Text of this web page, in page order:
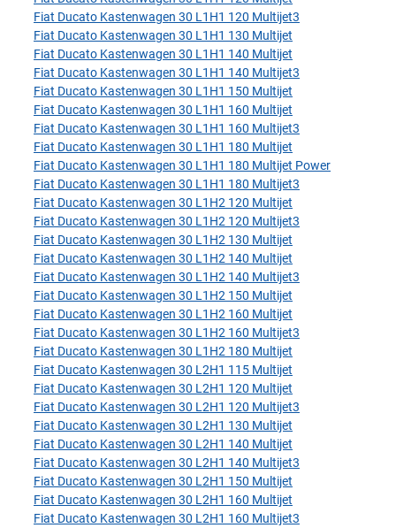
Fiat Ducato Kastenwagen 30 L1H1 120 Multijet3
Fiat Ducato Kastenwagen 30 L1H1 130 Multijet
Fiat Ducato Kastenwagen 30 L1H1 140 Multijet
Fiat Ducato Kastenwagen 30 L1H1 140 Multijet3
Fiat Ducato Kastenwagen 30 L1H1 150 Multijet
Fiat Ducato Kastenwagen 30 L1H1 160 Multijet
Fiat Ducato Kastenwagen 30 L1H1 160 Multijet3
Fiat Ducato Kastenwagen 30 L1H1 180 Multijet
Fiat Ducato Kastenwagen 30 L1H1 180 Multijet Power
Fiat Ducato Kastenwagen 30 L1H1 180 Multijet3
Fiat Ducato Kastenwagen 30 L1H2 120 Multijet
Fiat Ducato Kastenwagen 30 L1H2 120 Multijet3
Fiat Ducato Kastenwagen 30 L1H2 130 Multijet
Fiat Ducato Kastenwagen 30 L1H2 140 Multijet
Fiat Ducato Kastenwagen 30 L1H2 140 Multijet3
Fiat Ducato Kastenwagen 30 L1H2 150 Multijet
Fiat Ducato Kastenwagen 30 L1H2 160 Multijet
Fiat Ducato Kastenwagen 30 L1H2 160 Multijet3
Fiat Ducato Kastenwagen 30 L1H2 180 Multijet
Fiat Ducato Kastenwagen 30 L2H1 115 Multijet
Fiat Ducato Kastenwagen 30 L2H1 120 Multijet
Fiat Ducato Kastenwagen 30 L2H1 120 Multijet3
Fiat Ducato Kastenwagen 30 L2H1 130 Multijet
Fiat Ducato Kastenwagen 30 L2H1 140 Multijet
Fiat Ducato Kastenwagen 30 L2H1 140 Multijet3
Fiat Ducato Kastenwagen 30 L2H1 150 Multijet
Fiat Ducato Kastenwagen 30 L2H1 160 Multijet
Fiat Ducato Kastenwagen 30 L2H1 160 Multijet3